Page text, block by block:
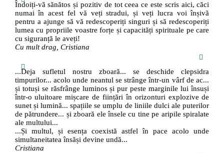
Îndoiți-vă sănătos și pozitiv de tot ceea ce este scris aici, căci
numai în acest fel vă veți stradui, și veți lucra voi înșivă
pentru a ajunge să vă redescoperiți singuri și să redescoperiți
lumea cu propriile voastre forțe și capacități spirituale pe care
cu siguranță le aveți!
Cu mult drag, Cristiana
...Deja sufletul nostru zboară... se deschide clepsidra
timpurilor... acolo unde neantul se strânge într-un vârf de ac...
și totuși se răsfrânge luminos și pur peste marginile lui însuși
într-o uluitoare mișcare de ființări în orizonturi explozive de
sunet și lumină... spațiile se umplu de liniile dulci ale puterilor
de pătrundere... și zboară ele însele cu tine pe aripile spiralate
ale multului...
...Și multul, și esența coexistă astfel în pace acolo unde
simultaneitatea însăși devine undă...
Cristiana